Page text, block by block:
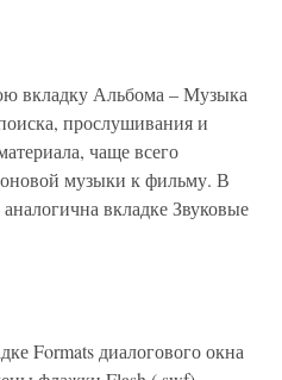
вкладку Альбома – Музыка
прослушивания и
чаще всего
музыки к фильму. В
вкладке Звуковые
Formats диалогового окна